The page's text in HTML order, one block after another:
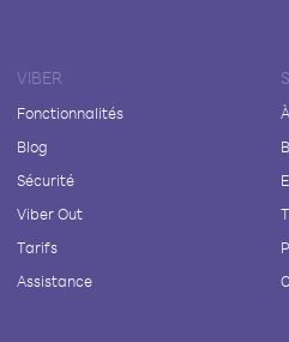
VIBER
Fonctionnalités
Blog
Sécurité
Viber Out
Tarifs
Assistance